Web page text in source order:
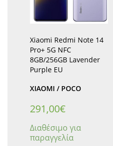
Xiaomi Redmi Note 14
Pro+ 5G NFC
8GB/256GB Lavender
Purple EU
XIAOMI / POCO
291,00€
Διαθέσιμο για
παραγγελία